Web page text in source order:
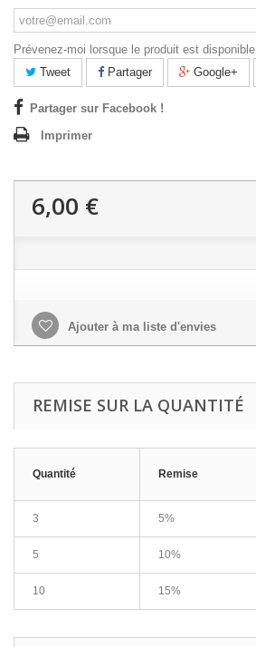
Prévenez-moi lorsque le produit est disponible
Tweet
Partager Google+
Partager sur Facebook !
Imprimer
6,00 €
Ajouter à ma liste d'envies
REMISE SUR LA QUANTITÉ
Quantité Remise
3 5%
5 10%
10 15%